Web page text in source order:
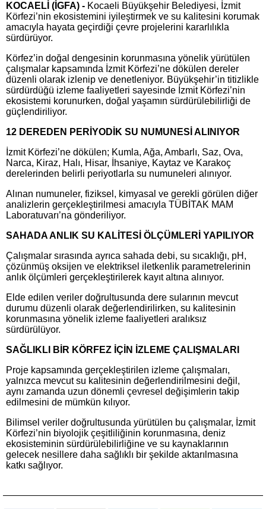
KOCAELİ (İGFA) - Kocaeli Büyükşehir Belediyesi, İzmit
Körfezi’nin ekosistemini iyileştirmek ve su kalitesini korumak
amacıyla hayata geçirdiği çevre projelerini kararlılıkla
sürdürüyor.
Körfez’in doğal dengesinin korunmasına yönelik yürütülen
çalışmalar kapsamında İzmit Körfezi’ne dökülen dereler
düzenli olarak izlenip ve denetleniyor. Büyükşehir’in titizlikle
sürdürdüğü izleme faaliyetleri sayesinde İzmit Körfezi’nin
ekosistemi korunurken, doğal yaşamın sürdürülebilirliği de
güçlendiriliyor.
12 DEREDEN PERİYODİK SU NUMUNESİ ALINIYOR
İzmit Körfezi’ne dökülen; Kumla, Ağa, Ambarlı, Saz, Ova,
Narca, Kiraz, Halı, Hisar, İhsaniye, Kaytaz ve Karakoç
derelerinden belirli periyotlarla su numuneleri alınıyor.
Alınan numuneler, fiziksel, kimyasal ve gerekli görülen diğer
analizlerin gerçekleştirilmesi amacıyla TÜBİTAK MAM
Laboratuvarı’na gönderiliyor.
SAHADA ANLIK SU KALİTESİ ÖLÇÜMLERİ YAPILIYOR
Çalışmalar sırasında ayrıca sahada debi, su sıcaklığı, pH,
çözünmüş oksijen ve elektriksel iletkenlik parametrelerinin
anlık ölçümleri gerçekleştirilerek kayıt altına alınıyor.
Elde edilen veriler doğrultusunda dere sularının mevcut
durumu düzenli olarak değerlendirilirken, su kalitesinin
korunmasına yönelik izleme faaliyetleri aralıksız
sürdürülüyor.
SAĞLIKLI BİR KÖRFEZ İÇİN İZLEME ÇALIŞMALARI
Proje kapsamında gerçekleştirilen izleme çalışmaları,
yalnızca mevcut su kalitesinin değerlendirilmesini değil,
aynı zamanda uzun dönemli çevresel değişimlerin takip
edilmesini de mümkün kılıyor.
Bilimsel veriler doğrultusunda yürütülen bu çalışmalar, İzmit
Körfezi’nin biyolojik çeşitliliğinin korunmasına, deniz
ekosisteminin sürdürülebilirliğine ve su kaynaklarının
gelecek nesillere daha sağlıklı bir şekilde aktarılmasına
katkı sağlıyor.